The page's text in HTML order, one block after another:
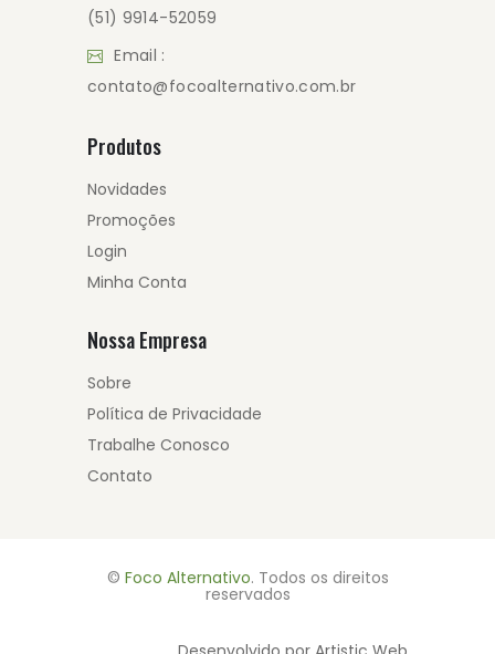
(51) 9914-52059
Email :
contato@focoalternativo.com.br
Produtos
Novidades
Promoções
Login
Minha Conta
Nossa Empresa
Sobre
Política de Privacidade
Trabalhe Conosco
Contato
© Foco Alternativo. Todos os direitos
reservados